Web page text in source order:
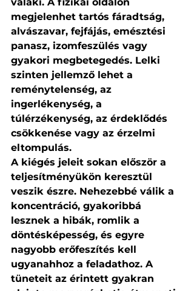
megjelenhet tartós fáradtság,
alvászavar, fejfájás, emésztési
panasz, izomfeszülés vagy
gyakori megbetegedés. Lelki
szinten jellemző lehet a
reménytelenség, az
ingerlékenység, a
túlérzékenység, az érdeklődés
csökkenése vagy az érzelmi
eltompulás.
A kiégés jeleit sokan először a
teljesítményükön keresztül
veszik észre. Nehezebbé válik a
koncentráció, gyakoribbá
lesznek a hibák, romlik a
döntésképesség, és egyre
nagyobb erőfeszítés kell
ugyanahhoz a feladathoz. A
tüneteit az érintett gyakran